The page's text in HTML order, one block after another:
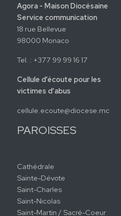
Agora - Maison Diocésaine
Service communication
18 rue Bellevue
98000 Monaco
Tel. : +377 99 99 16 17
Cellule d’écoute pour les
victimes d’abus
cellule.ecoute@diocese.mc
PAROISSES
Cathédrale
Sainte-Dévote
Saint-Charles
Saint-Nicolas
Saint-Martin / Sacré-Coeur